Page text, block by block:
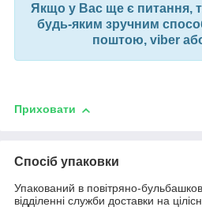
Якщо у Вас ще є питання,
будь-яким зручним
поштою, viber
Приховати
Спосіб упаковки
Упакований в повітряно-
відділенні служби доставки на